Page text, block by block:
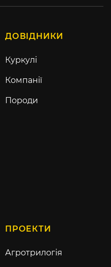
ДОВІДНИКИ
Куркулі
Компанії
Породи
ПРОЕКТИ
Агротрилогія